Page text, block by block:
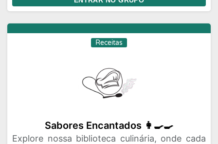
Receitas
Sabores Encantados 👩‍🍳🍳
Explore nossa biblioteca culinária, onde cada